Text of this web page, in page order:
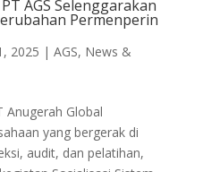
AGS Selenggarakan
Permenperin
2025 | AGS, News &
Anugerah Global
yang bergerak di
audit, dan pelatihan,